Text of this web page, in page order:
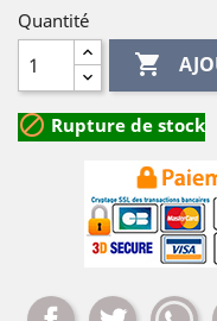
Quantité

 Rupture de stock
Partager Tweet